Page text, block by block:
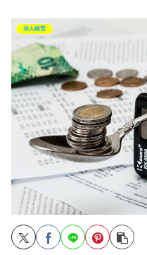
法人経営